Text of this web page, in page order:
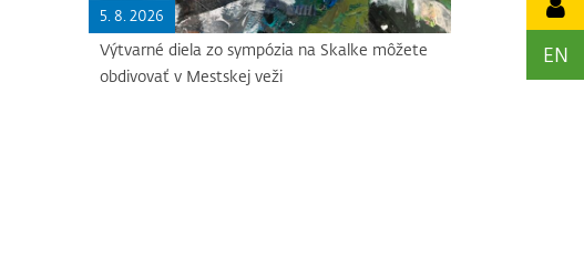
EN
5. 8. 2026
Výtvarné diela zo sympózia na Skalke môžete
obdivovať v Mestskej veži